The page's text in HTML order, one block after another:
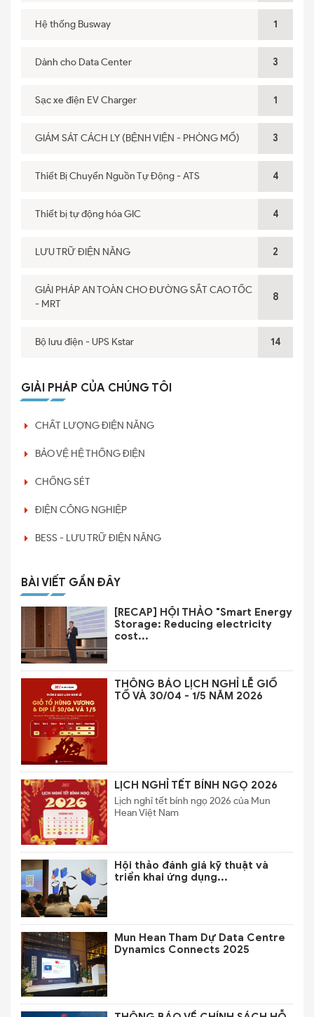
Hệ thống Busway 1
Dành cho Data Center 3
Sạc xe điện EV Charger 1
GIÁM SÁT CÁCH LY (BỆNH VIỆN - PHÒNG MỔ) 3
Thiết Bị Chuyển Nguồn Tự Động - ATS 4
Thiết bị tự động hóa GIC 4
LƯU TRỮ ĐIỆN NĂNG 2
GIẢI PHÁP AN TOÀN CHO ĐƯỜNG SẮT CAO TỐC
- MRT
8
Bộ lưu điện - UPS Kstar 14
GIẢI PHÁP CỦA CHÚNG TÔI
CHẤT LƯỢNG ĐIỆN NĂNG
BẢO VỆ HỆ THỐNG ĐIỆN
CHỐNG SÉT
ĐIỆN CÔNG NGHIỆP
BESS - LƯU TRỮ ĐIỆN NĂNG
BÀI VIẾT GẦN ĐÂY
[RECAP] HỘI THẢO "Smart Energy
Storage: Reducing electricity
cost...
THÔNG BÁO LỊCH NGHỈ LỄ GIỔ
TỔ VÀ 30/04 - 1/5 NĂM 2026
LỊCH NGHỈ TẾT BÍNH NGỌ 2026
Lịch nghỉ tết bính ngọ 2026 của Mun
Hean Việt Nam
Hội thảo đánh giá kỹ thuật và
triển khai ứng dụng...
Mun Hean Tham Dự Data Centre
Dynamics Connects 2025